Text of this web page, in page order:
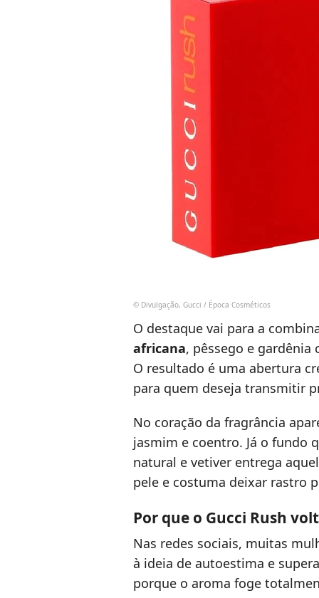
© Divulgação, Gucci / Época Cosméticos
O destaque vai para a
africana, pêssego e
O resultado é uma abertura
para quem deseja transmitir
No coração da fragrância
jasmim e coentro. Já o fundo
natural e vetiver entrega
pele e costuma deixar rastro
Por que o Gucci Rush
Nas redes sociais, muitas
à ideia de autoestima e
porque o aroma foge